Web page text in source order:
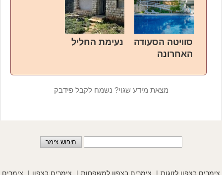
סוויטה הסעודה
האחרונה
נעימת החליל
מצאת מידע שגוי? נשמח לקבל פידבק
צימרים בצפון לזוגות צימרים בצפון למשפחות צימרים בצפון צימרים